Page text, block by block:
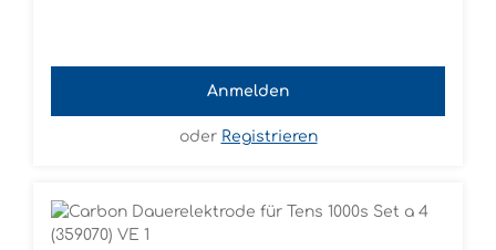
Anmelden
oder Registrieren